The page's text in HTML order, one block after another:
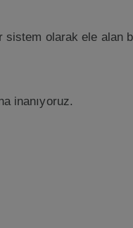
sistem olarak ele alan
inanıyoruz.